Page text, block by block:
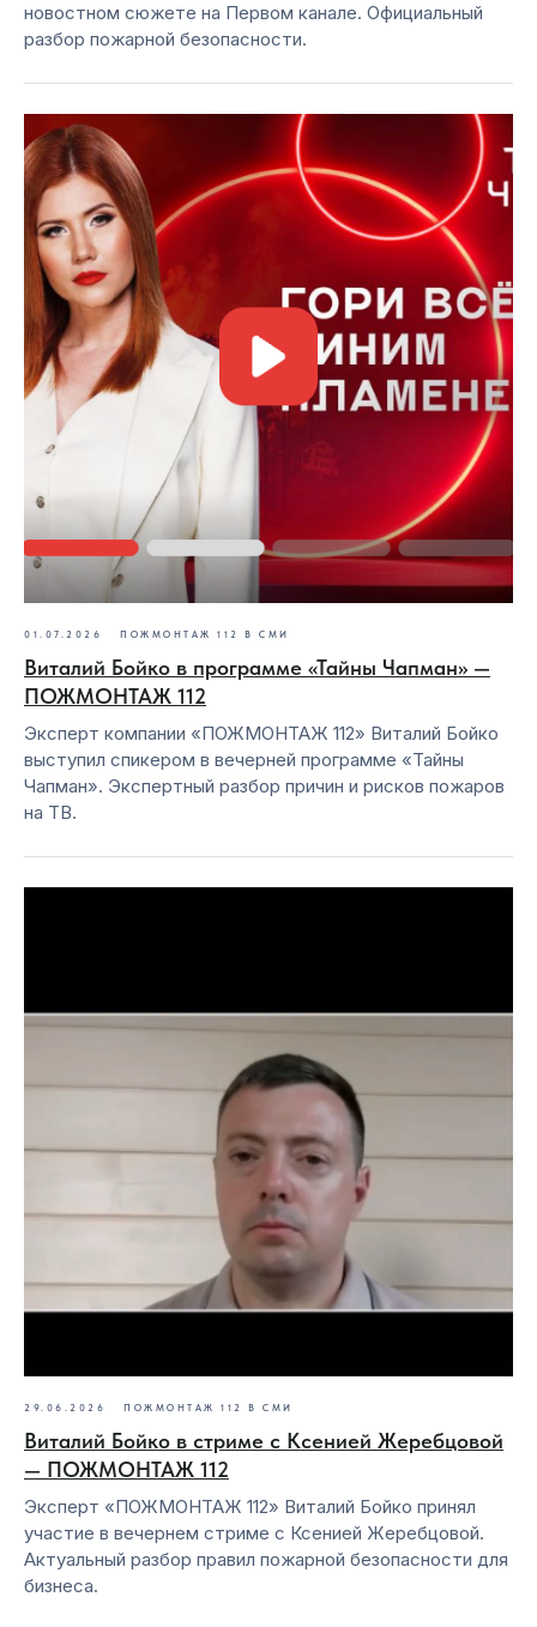
новостном сюжете на Первом канале. Официальный
разбор пожарной безопасности.
01.07.2026 ПОЖМОНТАЖ 112 В СМИ
Виталий Бойко в программе «Тайны Чапман» —
ПОЖМОНТАЖ 112
Эксперт компании «ПОЖМОНТАЖ 112» Виталий Бойко
выступил спикером в вечерней программе «Тайны
Чапман». Экспертный разбор причин и рисков пожаров
на ТВ.
29.06.2026 ПОЖМОНТАЖ 112 В СМИ
Виталий Бойко в стриме с Ксенией Жеребцовой
— ПОЖМОНТАЖ 112
Эксперт «ПОЖМОНТАЖ 112» Виталий Бойко принял
участие в вечернем стриме с Ксенией Жеребцовой.
Актуальный разбор правил пожарной безопасности для
бизнеса.